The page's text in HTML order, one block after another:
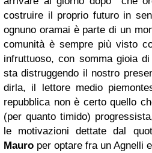
costruire il proprio futuro in
ognuno oramai è parte di un
comunità è sempre più visto
infruttuoso, con somma gioia
sta distruggendo il nostro
dirla, il lettore medio
repubblica non è certo quello
(per quanto timido)
le motivazioni dettate dal
Mauro per optare fra un Agnelli